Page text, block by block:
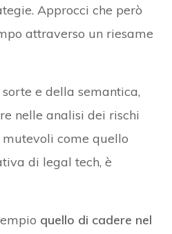
Approcci che però
attraverso un riesame
e della semantica,
nelle analisi dei rischi
come quello
di legal tech, è
quello di cadere nel